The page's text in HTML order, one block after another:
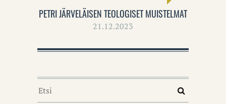
PETRI JÄRVELÄISEN TEOLOGISET MUISTELMAT
21.12.2023